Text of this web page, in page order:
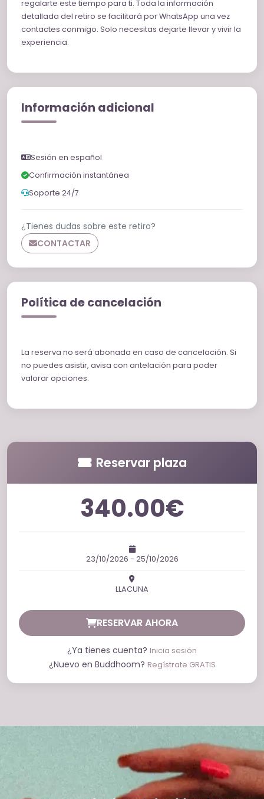
regalarte este tiempo para ti. Toda la información
detallada del retiro se facilitará por WhatsApp una vez
contactes conmigo. Solo necesitas dejarte llevar y vivir la
experiencia.
Información adicional
Sesión en español
Confirmación instantánea
Soporte 24/7
¿Tienes dudas sobre este retiro?
CONTACTAR
Política de cancelación
La reserva no será abonada en caso de cancelación. Si
no puedes asistir, avisa con antelación para poder
valorar opciones.
Reservar plaza
340.00€
23/10/2026 - 25/10/2026
LLACUNA
RESERVAR AHORA
¿Ya tienes cuenta? Inicia sesión
¿Nuevo en Buddhoom? Regístrate GRATIS